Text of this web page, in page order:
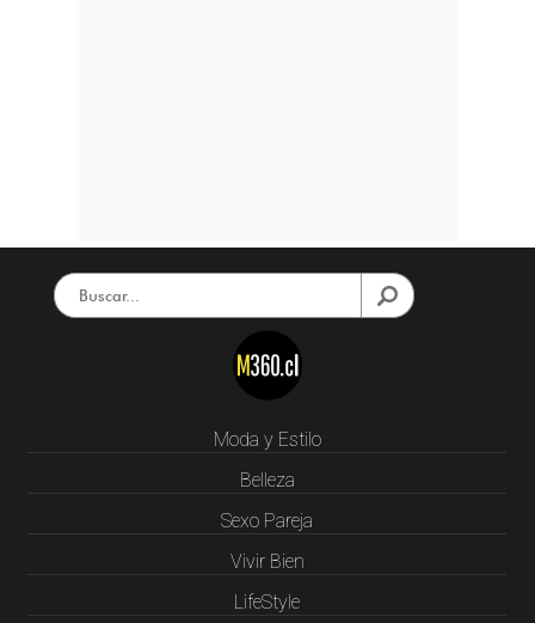
Moda y Estilo
Belleza
Sexo Pareja
Vivir Bien
LifeStyle